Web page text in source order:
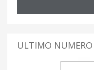
ULTIMO NUMERO